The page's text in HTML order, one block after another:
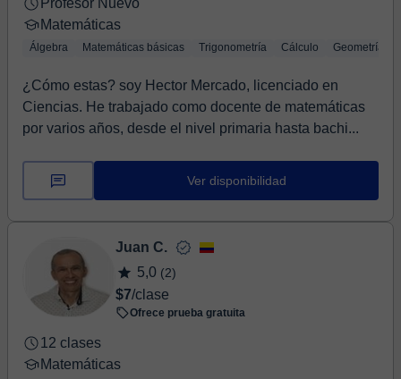
Profesor Nuevo
Matemáticas
Álgebra Matemáticas básicas Trigonometría Cálculo Geometría
¿Cómo estas? soy Hector Mercado, licenciado en
Ciencias. He trabajado como docente de matemáticas
por varios años, desde el nivel primaria hasta bachi...
Ver disponibilidad
Juan C.
5,0 (2)
$7/clase
Ofrece prueba gratuita
12 clases
Matemáticas